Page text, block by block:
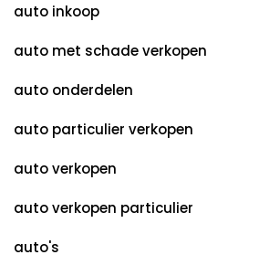
auto inkoop
auto met schade verkopen
auto onderdelen
auto particulier verkopen
auto verkopen
auto verkopen particulier
auto's